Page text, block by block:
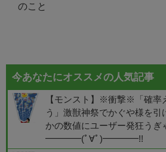
のこと
今あなたにオススメの人気記事
【モンスト】※衝撃※「確率
う」激獣神祭でかぐや様を引
かの数値にユーザー発狂うぎ
━━━━(ﾟ∀ﾟ)━━━━!!